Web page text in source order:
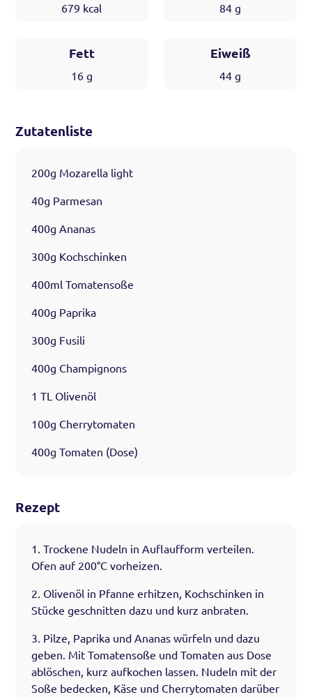
679 kcal 84 g
Fett
16g
Eiweiß
44 g
Zutatenliste
200g Mozarella light
40g Parmesan
400g Ananas
300g Kochschinken
400ml Tomatensoße
400g Paprika
300g Fusili
400g Champignons
1 TL Olivenöl
100g Cherrytomaten
400g Tomaten (Dose)
Rezept
1. Trockene Nudeln in Auflaufform verteilen.
Ofen auf 200°C vorheizen.
2. Olivenöl in Pfanne erhitzen, Kochschinken in
Stücke geschnitten dazu und kurz anbraten.
3. Pilze, Paprika und Ananas würfeln und dazu
geben. Mit Tomatensoße und Tomaten aus Dose
ablöschen, kurz aufkochen lassen. Nudeln mit der
Soße bedecken, Käse und Cherrytomaten darüber